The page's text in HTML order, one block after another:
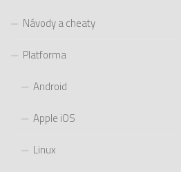
Návody a cheaty
Platforma
Android
Apple iOS
Linux